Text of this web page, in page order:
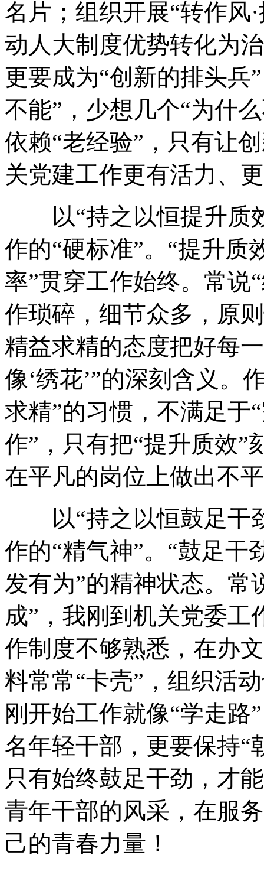
名片；组织开展“转作风
动人大制度优势转化为
更要成为“创新的排头兵
不能”，少想几个“为什
依赖“老经验”，只有让
关党建工作更有活力、
以“持之以恒提升质
作的“硬标准”。“提升质
率”贯穿工作始终。常说
作琐碎，细节众多，原
精益求精的态度把好每
像‘绣花’”的深刻含义。
求精”的习惯，不满足于
作”，只有把“提升质效”
在平凡的岗位上做出不
以“持之以恒鼓足干
作的“精气神”。“鼓足干
发有为”的精神状态。常
成”，我刚到机关党委
作制度不够熟悉，在办
料常常“卡壳”，组织活
刚开始工作就像“学走
名年轻干部，更要保持“
只有始终鼓足干劲，才
青年干部的风采，在服
己的青春力量！